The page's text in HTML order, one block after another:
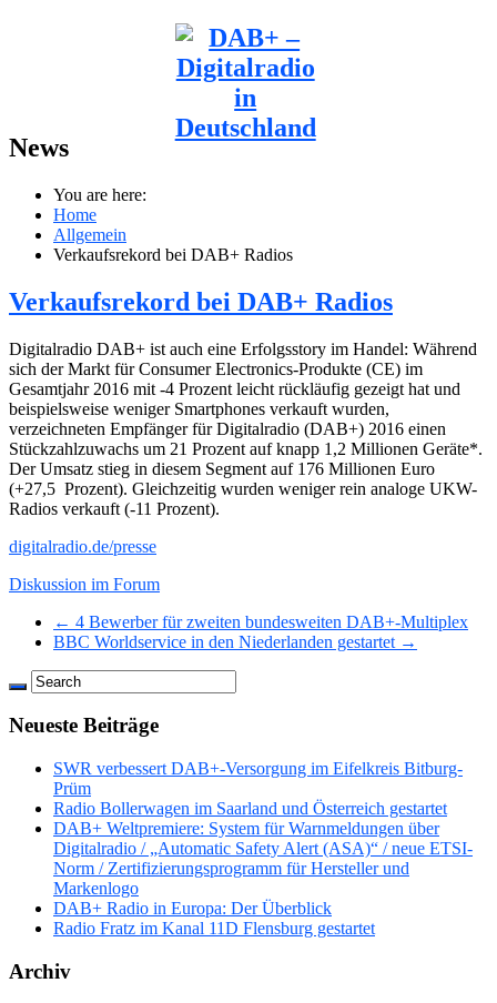
News
You are here:
Home
Allgemein
Verkaufsrekord bei DAB+ Radios
Verkaufsrekord bei DAB+ Radios
Digitalradio DAB+ ist auch eine Erfolgsstory im Handel: Während
sich der Markt für Consumer Electronics-Produkte (CE) im
Gesamtjahr 2016 mit -4 Prozent leicht rückläufig gezeigt hat und
beispielsweise weniger Smartphones verkauft wurden,
verzeichneten Empfänger für Digitalradio (DAB+) 2016 einen
Stückzahlzuwachs um 21 Prozent auf knapp 1,2 Millionen Geräte*.
Der Umsatz stieg in diesem Segment auf 176 Millionen Euro
(+27,5 Prozent). Gleichzeitig wurden weniger rein analoge UKW-
Radios verkauft (-11 Prozent).
digitalradio.de/presse
Diskussion im Forum
← 4 Bewerber für zweiten bundesweiten DAB+-Multiplex
BBC Worldservice in den Niederlanden gestartet →
Neueste Beiträge
SWR verbessert DAB+-Versorgung im Eifelkreis Bitburg-
Prüm
Radio Bollerwagen im Saarland und Österreich gestartet
DAB+ Weltpremiere: System für Warnmeldungen über
Digitalradio / „Automatic Safety Alert (ASA)“ / neue ETSI-
Norm / Zertifizierungsprogramm für Hersteller und
Markenlogo
DAB+ Radio in Europa: Der Überblick
Radio Fratz im Kanal 11D Flensburg gestartet
Archiv